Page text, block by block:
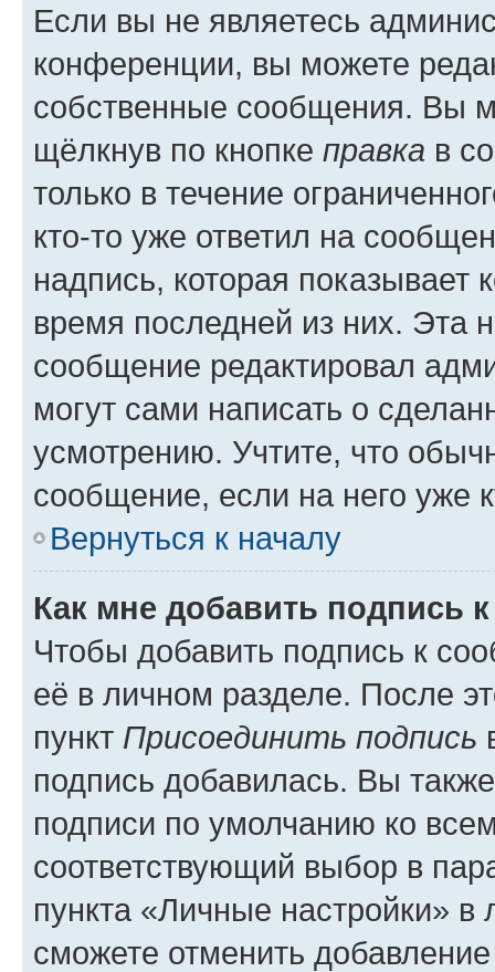
Если вы не являетесь
конференции, вы можете
собственные сообщения. Вы
щёлкнув по кнопке правка в
только в течение
кто-то уже ответил на
надпись, которая показывает
время последней из них. Эта
сообщение редактировал
могут сами написать о
усмотрению. Учтите, что
сообщение, если на него уже
Вернуться к началу
Как мне добавить подпись
Чтобы добавить подпись к
её в личном разделе. После
пункт Присоединить подпись
подпись добавилась. Вы
подписи по умолчанию ко
соответствующий выбор в
пункта «Личные настройки»
сможете отменить